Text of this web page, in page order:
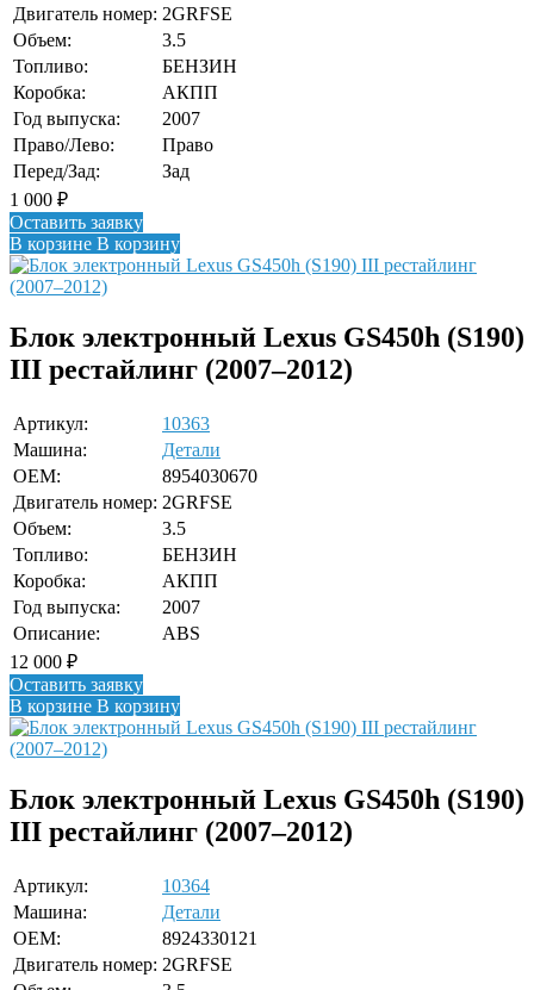
Двигатель номер: 2GRFSE
Объем:
3.5
Топливо:
БЕНЗИН
Коробка:
АКПП
Год выпуска:
2007
Право/Лево:
Право
Перед/Зад:
Зад
1 000 ₽
Оставить заявку
В корзине В корзину
Блок электронный Lexus GS450h (S190)
III рестайлинг (2007–2012)
Артикул:
10363
Машина:
Детали
OEM:
8954030670
Двигатель номер: 2GRFSE
Объем:
3.5
Топливо:
БЕНЗИН
Коробка:
АКПП
Год выпуска:
2007
Описание:
ABS
12 000 ₽
Оставить заявку
В корзине В корзину
Блок электронный Lexus GS450h (S190)
III рестайлинг (2007–2012)
Артикул:
10364
Машина:
Детали
OEM:
8924330121
Двигатель номер: 2GRFSE